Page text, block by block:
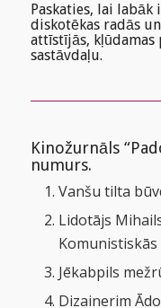
Paskaties, lai
diskotēkas radās
attīstījās,
sastāvdaļu.
Kinožurnāls
numurs.
Vanšu tilta
Lidotājs
Jēkabpils
Dizainerim